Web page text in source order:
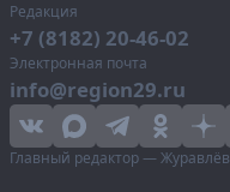
Редакция
+7 (8182) 20-46-02
Электронная почта
info@region29.ru
Главный редактор —